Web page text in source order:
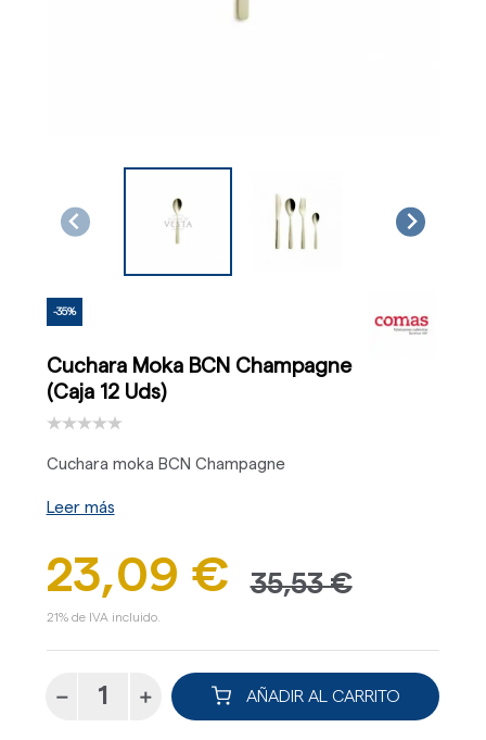
-35%
Cuchara Moka BCN Champagne
(Caja 12 Uds)
Cuchara moka BCN Champagne
Leer más
23,09 € 35,53 €
21% de IVA incluido.
AÑADIR AL CARRITO